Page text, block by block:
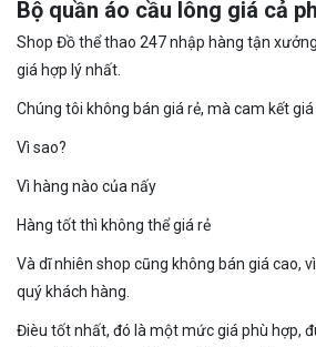
Bộ quần áo cầu lông giá cả
Shop Đồ thể thao 247 nhập hàng tận
giá hợp lý nhất.
Chúng tôi không bán giá rẻ, mà cam kết giá
Vì sao?
Vì hàng nào của nấy
Hàng tốt thì không thể giá rẻ
Và dĩ nhiên shop cũng không bán giá cao,
quý khách hàng.
Đièu tốt nhất, đó là một mức giá phù hợp,